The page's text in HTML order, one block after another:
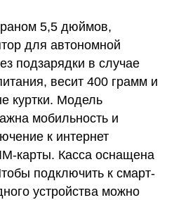
5,5 дюймов,
для автономной
подзарядки в случае
весит 400 грамм и
куртки. Модель
мобильность и
к интернет
карты. Касса оснащена
подключить к смарт-
устройства можно